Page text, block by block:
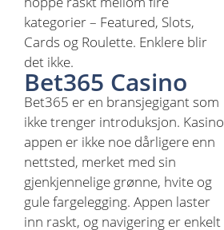
kategorier – Featured, Slots,
Cards og Roulette. Enklere blir
det ikke.
Bet365 Casino
Bet365 er en bransjegigant som
ikke trenger introduksjon. Kasino
appen er ikke noe dårligere enn
nettsted, merket med sin
gjenkjennelige grønne, hvite og
gule fargelegging. Appen laster
inn raskt, og navigering er enkelt